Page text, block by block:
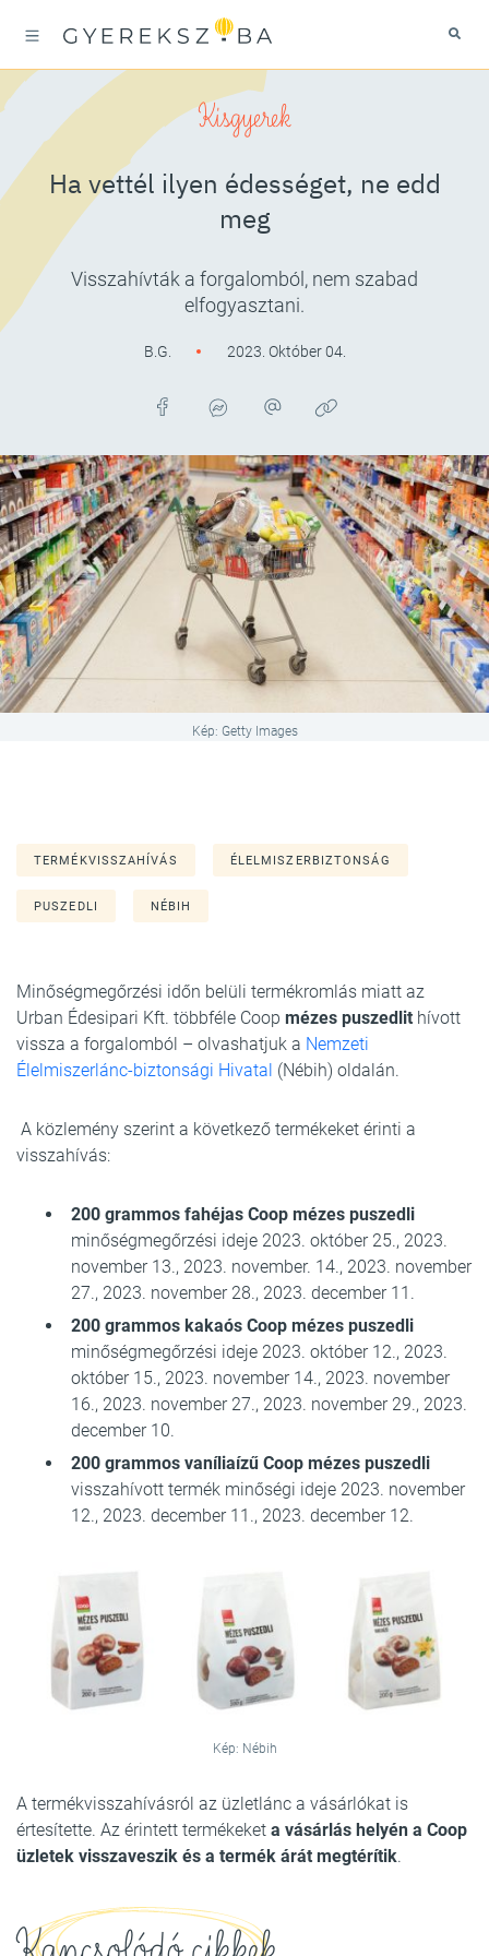
Kisgyerek
Ha vettél ilyen édességet, ne edd
meg
Visszahívták a forgalomból, nem szabad
elfogyasztani.
B.G. 2023. Október 04.
Kép: Getty Images
TERMÉKVISSZAHÍVÁS ÉLELMISZERBIZTONSÁG
PUSZEDLI NÉBIH
Minőségmegőrzési időn belüli termékromlás miatt az
Urban Édesipari Kft. többféle Coop mézes puszedlit hívott
vissza a forgalomból – olvashatjuk a Nemzeti
Élelmiszerlánc-biztonsági Hivatal (Nébih) oldalán.
A közlemény szerint a következő termékeket érinti a
visszahívás:
200 grammos fahéjas Coop mézes puszedli
minőségmegőrzési ideje 2023. október 25., 2023.
november 13., 2023. november. 14., 2023. november
27., 2023. november 28., 2023. december 11.
200 grammos kakaós Coop mézes puszedli
minőségmegőrzési ideje 2023. október 12., 2023.
október 15., 2023. november 14., 2023. november
16., 2023. november 27., 2023. november 29., 2023.
december 10.
200 grammos vaníliaízű Coop mézes puszedli
visszahívott termék minőségi ideje 2023. november
12., 2023. december 11., 2023. december 12.
Kép: Nébih
A termékvisszahívásról az üzletlánc a vásárlókat is
értesítette. Az érintett termékeket a vásárlás helyén a Coop
üzletek visszaveszik és a termék árát megtérítik.